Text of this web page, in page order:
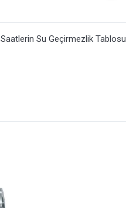
Saatlerin Su Geçirmezlik Tablosu